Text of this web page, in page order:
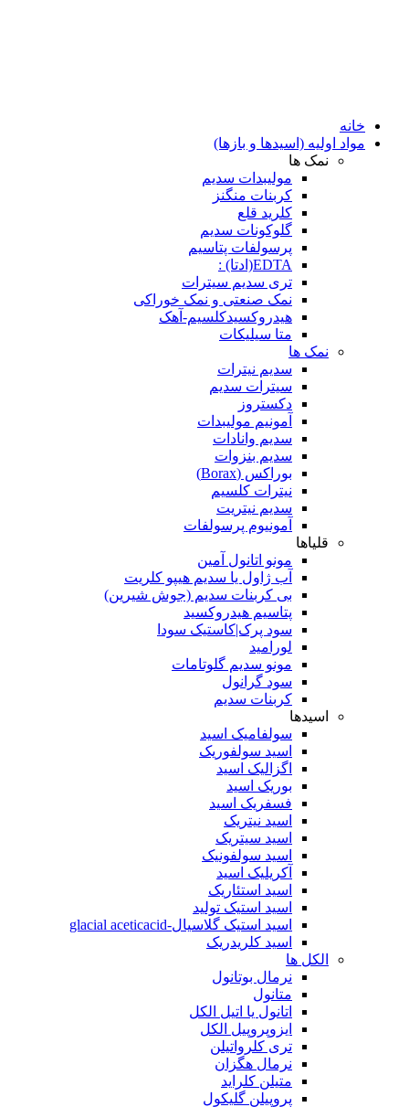
خانه
مواد اولیه (اسیدها و بازها)
نمک ها
مولیبدات سدیم
کربنات منگنز
کلرید قلع
گلوکونات سدیم
پرسولفات پتاسیم
EDTA(ادتا) :
تری سدیم سیترات
نمک صنعتی و نمک خوراکی
هیدروکسیدکلسیم-آهک
متا سیلیکات
نمک ها
سدیم نیترات
سیترات سدیم
دکستروز
آمونیم مولیبدات
سدیم وانادات
سدیم بنزوات
بوراکس (Borax)
نیترات کلسیم
سدیم نیتریت
آمونیوم پرسولفات
قلیاها
مونو اتانول آمین
آب ژاول یا سدیم هیپو کلریت
بی کربنات سدیم (جوش شیرین)
پتاسیم هیدروکسید
سود پرک|کاستیک سودا
لورامید
مونو سدیم گلوتامات
سود گرانول
کربنات سدیم
اسیدها
سولفامیک اسید
اسید سولفوریک
اگزالیک اسید
بوریک اسید
فسفریک اسید
اسید نیتریک
اسید سیتریک
اسید سولفونیک
آکریلیک اسید
اسید استئاریک
اسید استیک تولید
اسید استیک گلاسیال-glacial aceticacid
اسید کلریدریک
الکل ها
نرمال بوتانول
متانول
اتانول یا اتیل الکل
ایزوپروپیل الکل
تری کلرواتیلن
نرمال هگزان
متیلن کلراید
پروپیلن گلیکول